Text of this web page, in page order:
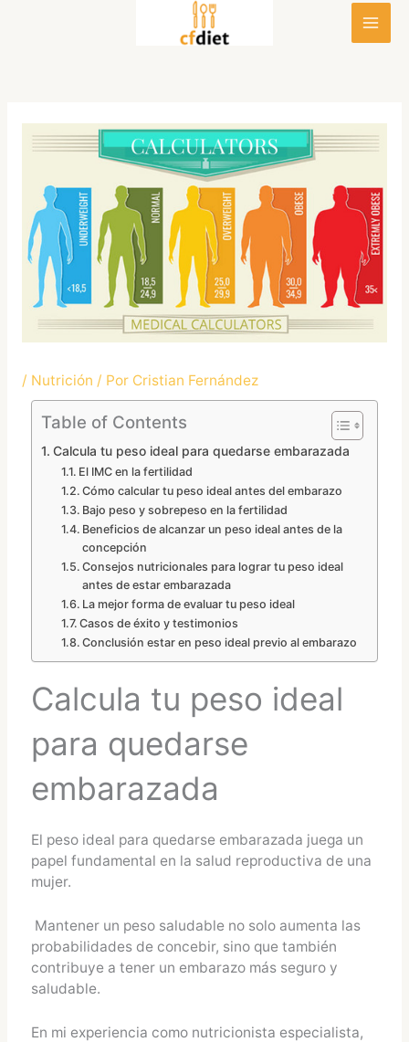
/ Nutrición / Por Cristian Fernández
Table of Contents
Calcula tu peso ideal para quedarse embarazada
El IMC en la fertilidad
Cómo calcular tu peso ideal antes del embarazo
Bajo peso y sobrepeso en la fertilidad
Beneficios de alcanzar un peso ideal antes de la
concepción
Consejos nutricionales para lograr tu peso ideal
antes de estar embarazada
La mejor forma de evaluar tu peso ideal
Casos de éxito y testimonios
Conclusión estar en peso ideal previo al embarazo
Calcula tu peso ideal
para quedarse
embarazada
El peso ideal para quedarse embarazada juega un
papel fundamental en la salud reproductiva de una
mujer.
Mantener un peso saludable no solo aumenta las
probabilidades de concebir, sino que también
contribuye a tener un embarazo más seguro y
saludable.
En mi experiencia como nutricionista especialista,